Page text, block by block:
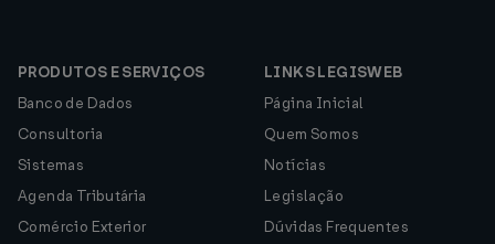
PRODUTOS E SERVIÇOS
Banco de Dados
Consultoria
Sistemas
Agenda Tributária
Comércio Exterior
LINKS LEGISWEB
Página Inicial
Quem Somos
Notícias
Legislação
Dúvidas Frequentes